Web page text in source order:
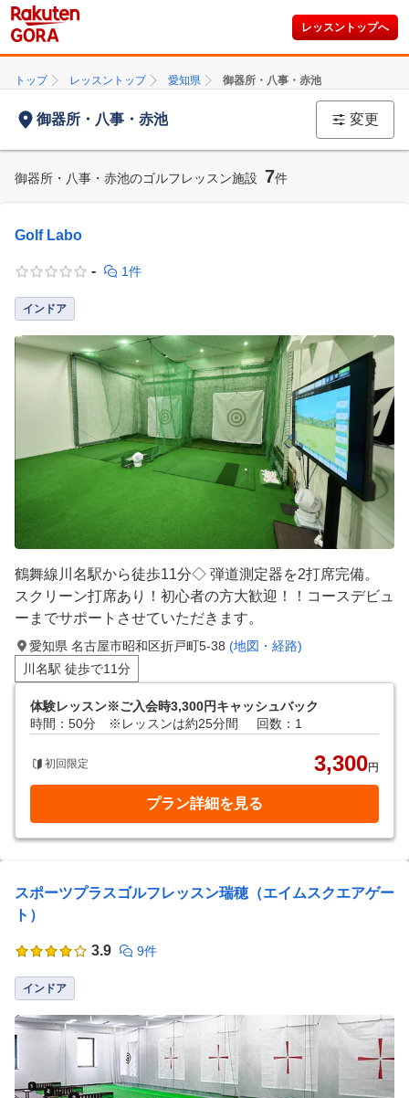
レッスントップへ
トップ レッスントップ 愛知県 御器所・八事・赤池
御器所・八事・赤池 変更
御器所・八事・赤池のゴルフレッスン施設 7件
Golf Labo
- 1件
インドア
鶴舞線川名駅から徒歩11分◇ 弾道測定器を2打席完備。
スクリーン打席あり！初心者の方大歓迎！！コースデビュ
ーまでサポートさせていただきます。
愛知県 名古屋市昭和区折戸町5-38 (地図・経路)
川名駅 徒歩で11分
体験レッスン※ご入会時3,300円キャッシュバック
時間：50分 ※レッスンは約25分間
回数：1
初回限定 3,300円
プラン詳細を見る
スポーツプラスゴルフレッスン瑞穂（エイムスクエアゲー
ト）
3.9 9件
インドア